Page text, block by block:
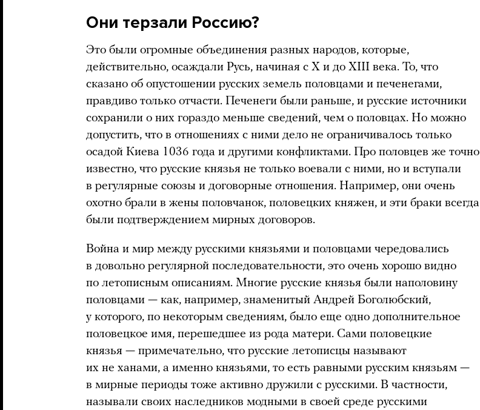
Они терзали Россию?
Это были огромные объединения разных народов, которые,
действительно, осаждали Русь, начиная с X и до XIII века. То, что
сказано об опустошении русских земель половцами и печенегами,
правдиво только отчасти. Печенеги были раньше, и русские источники
сохранили о них гораздо меньше сведений, чем о половцах. Но можно
допустить, что в отношениях с ними дело не ограничивалось только
осадой Киева 1036 года и другими конфликтами. Про половцев же точно
известно, что русские князья не только воевали с ними, но и вступали
в регулярные союзы и договорные отношения. Например, они очень
охотно брали в жены половчанок, половецких княжен, и эти браки всегда
были подтверждением мирных договоров.
Война и мир между русскими князьями и половцами чередовались
в довольно регулярной последовательности, это очень хорошо видно
по летописным описаниям. Многие русские князья были наполовину
половцами — как, например, знаменитый Андрей Боголюбский,
у которого, по некоторым сведениям, было еще одно дополнительное
половецкое имя, перешедшее из рода матери. Сами половецкие
князья — примечательно, что русские летописцы называют
их не ханами, а именно князьями, то есть равными русским князьям —
в мирные периоды тоже активно дружили с русскими. В частности,
называли своих наследников модными в своей среде русскими